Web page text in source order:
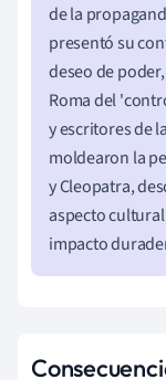
de la
presentó su
deseo de
Roma del
y escritores de
moldearon la
y Cleopatra,
aspecto
impacto